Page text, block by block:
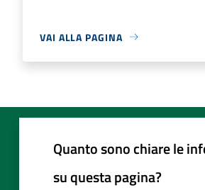
VAI ALLA PAGINA
Quanto sono chiare le
su questa pagina?